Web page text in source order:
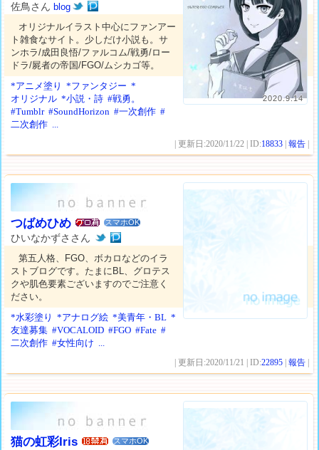
2020.9.14
佐鳥さんblog
オリジナルイラスト中心にファンアー
ト雑食なサイト。少しだけ小説も。サ
ンホラ/成田良悟/ファルコム/戦勇/ロー
ドラ/屍者の帝国/FGO/ムシカゴ等。
*アニメ塗り
*ファンタジー *
オリジナル *小説・詩 #戦勇。
#Tumblr #SoundHorizon #一次創作 #
二次創作 ...
| 更新日:2020/11/22 | ID:18833 |報告
つばめひめ スマホOK
ひいなかずささん
第五人格、FGO、ボカロなどのイラ
ストブログです。たまにBL、グロテス
クや肌色要素ございますのでご注意く
ださい。
*水彩塗り
*アナログ絵 *美青年・BL *
友達募集 #VOCALOID #FGO #Fate #
二次創作 #女性向け ...
| 更新日:2020/11/21 | ID:22895 |報告
猫の虹彩Iris スマホOK